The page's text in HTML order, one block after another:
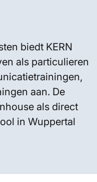
biedt KERN
als particulieren
aan. De
als direct
in Wuppertal